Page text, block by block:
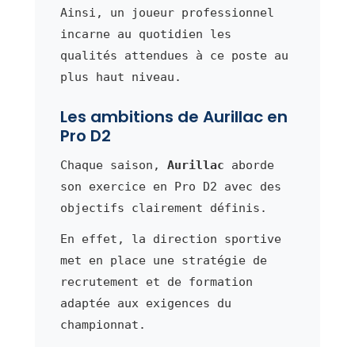
Ainsi, un joueur professionnel
incarne au quotidien les
qualités attendues à ce poste au
plus haut niveau.
Les ambitions de Aurillac en
Pro D2
Chaque saison, Aurillac aborde
son exercice en Pro D2 avec des
objectifs clairement définis.
En effet, la direction sportive
met en place une stratégie de
recrutement et de formation
adaptée aux exigences du
championnat.